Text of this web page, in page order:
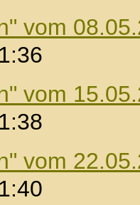
vom
vom
vom